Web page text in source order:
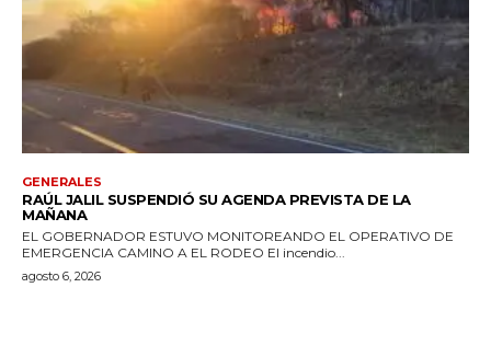
GENERALES
RAÚL JALIL SUSPENDIÓ SU AGENDA PREVISTA DE LA
MAÑANA
EL GOBERNADOR ESTUVO MONITOREANDO EL OPERATIVO DE
EMERGENCIA CAMINO A EL RODEO El incendio...
agosto 6, 2026